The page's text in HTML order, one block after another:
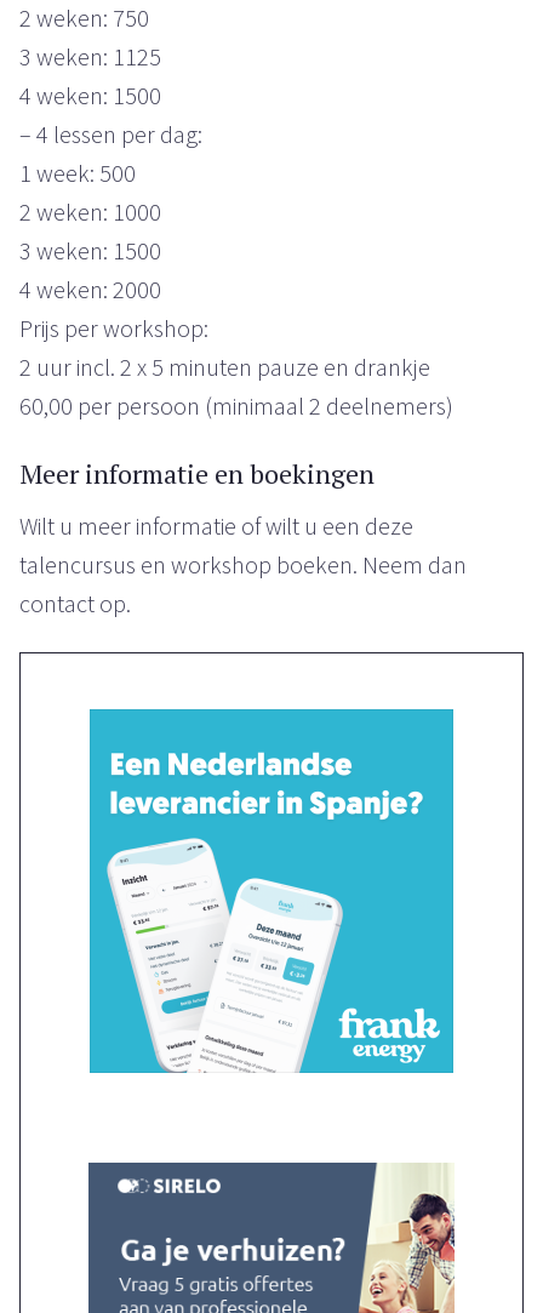
2 weken: 750
3 weken: 1125
4 weken: 1500
– 4 lessen per dag:
1 week: 500
2 weken: 1000
3 weken: 1500
4 weken: 2000
Prijs per workshop:
2 uur incl. 2 x 5 minuten pauze en drankje
60,00 per persoon (minimaal 2 deelnemers)
Meer informatie en boekingen
Wilt u meer informatie of wilt u een deze
talencursus en workshop boeken. Neem dan
contact op.